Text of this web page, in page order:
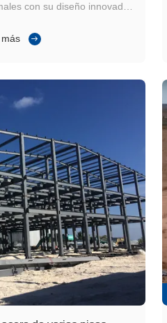
con su diseño innovador
de acero galvanizadoSu